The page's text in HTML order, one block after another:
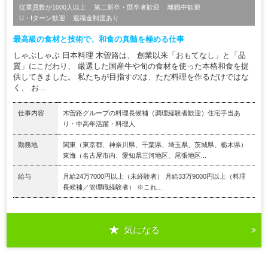
従業員数が1000人以上 第二新卒・既卒者歓迎
離職中歓迎
U・Iターン歓迎
退職金制度あり
最高級の食材と技術で、和食の真髄を極める仕事
しゃぶしゃぶ 日本料理 木曽路は、 創業以来「おもてなし」と「品
質」にこだわり、 厳選した国産牛や旬の食材を使った本格和食を提
供してきました。 私たちが目指すのは、ただ料理を作るだけではな
く、 お...
仕事内容
木曽路グループの料理長候補（調理経験者歓迎）住宅手当あ
り・中高年活躍・料理人
勤務地
関東（東京都、神奈川県、千葉県、埼玉県、茨城県、栃木県）
東海（名古屋市内、愛知県三河地区、尾張地区...
給与
月給24万7000円以上（未経験者） 月給33万9000円以上（料理
長候補／管理職経験者） ※これ...
気になる